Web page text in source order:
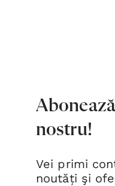
nostru!
Vei primi
noutăți şi